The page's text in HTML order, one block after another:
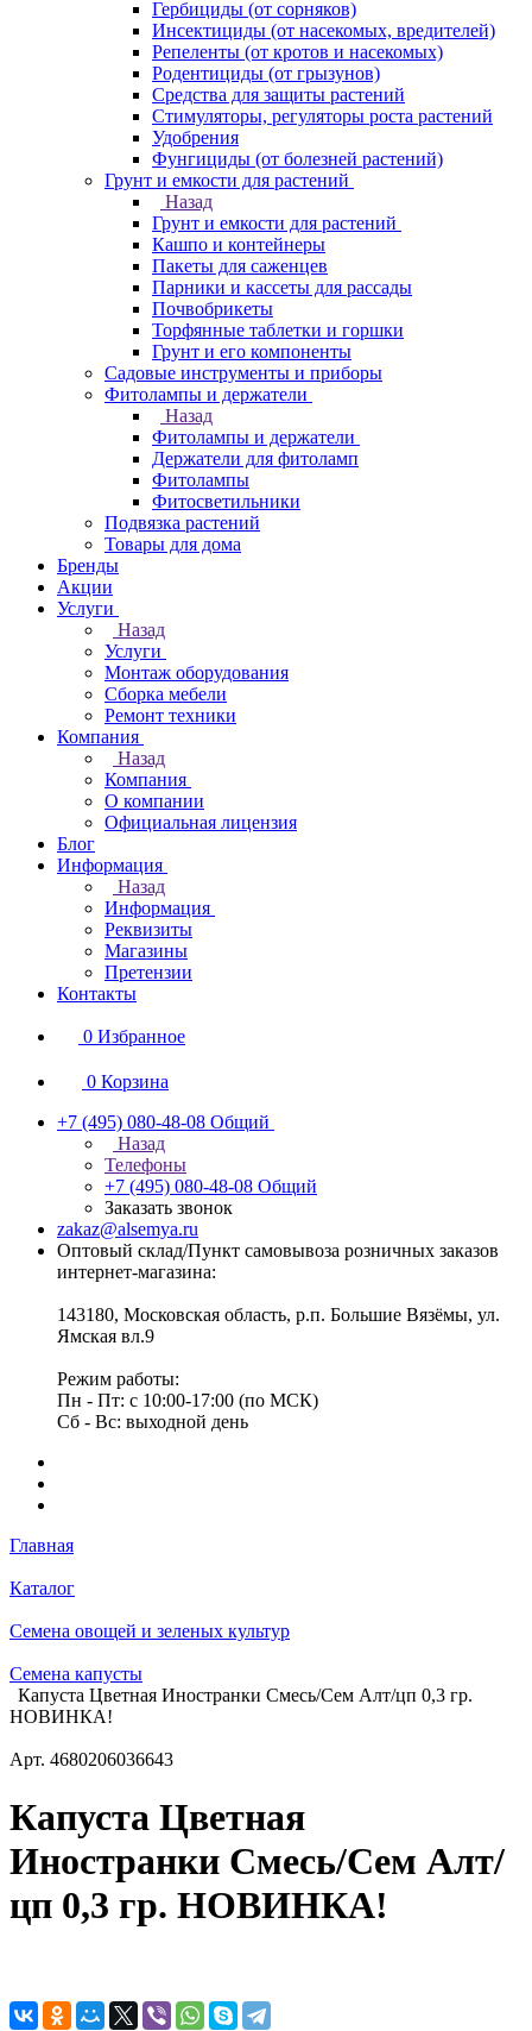
Гербициды (от сорняков)
Инсектициды (от насекомых, вредителей)
Репеленты (от кротов и насекомых)
Родентициды (от грызунов)
Средства для защиты растений
Стимуляторы, регуляторы роста растений
Удобрения
Фунгициды (от болезней растений)
Грунт и емкости для растений
Назад
Грунт и емкости для растений
Кашпо и контейнеры
Пакеты для саженцев
Парники и кассеты для рассады
Почвобрикеты
Торфянные таблетки и горшки
Грунт и его компоненты
Садовые инструменты и приборы
Фитолампы и держатели
Назад
Фитолампы и держатели
Держатели для фитоламп
Фитолампы
Фитосветильники
Подвязка растений
Товары для дома
Бренды
Акции
Услуги
Назад
Услуги
Монтаж оборудования
Сборка мебели
Ремонт техники
Компания
Назад
Компания
О компании
Официальная лицензия
Блог
Информация
Назад
Информация
Реквизиты
Магазины
Претензии
Контакты
0 Избранное
0 Корзина
+7 (495) 080-48-08 Общий
Назад
Телефоны
+7 (495) 080-48-08 Общий
Заказать звонок
zakaz@alsemya.ru
Оптовый склад/Пункт самовывоза розничных заказов
интернет-магазина:
143180, Московская область, р.п. Большие Вязёмы, ул.
Ямская вл.9
Режим работы:
Пн - Пт: с 10:00-17:00 (по МСК)
Сб - Вс: выходной день
Главная
Каталог
Семена овощей и зеленых культур
Семена капусты
Капуста Цветная Иностранки Смесь/Сем Алт/цп 0,3 гр.
НОВИНКА!
Арт. 4680206036643
Капуста Цветная
Иностранки Смесь/Сем Алт/
цп 0,3 гр. НОВИНКА!